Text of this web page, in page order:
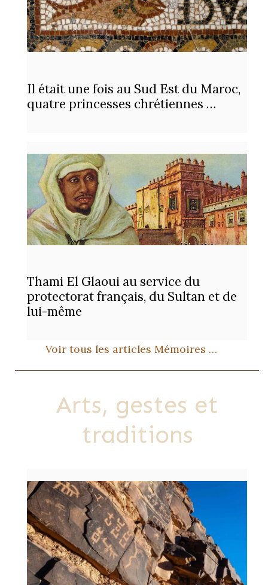
Il était une fois au Sud Est du Maroc,
quatre princesses chrétiennes …
Thami El Glaoui au service du
protectorat français, du Sultan et de
lui-même
Voir tous les articles Mémoires …
Arts, gestes et
traditions